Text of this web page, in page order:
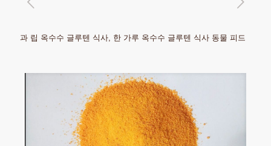
과 립 옥수수 글루텐 식사, 한 가루 옥수수 글루텐 식사 동물 피드